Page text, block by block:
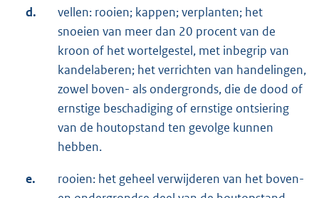
d.
vellen: rooien; kappen; verplanten; het
snoeien van meer dan 20 procent van de
kroon of het wortelgestel, met inbegrip van
kandelaberen; het verrichten van handelingen,
zowel boven- als ondergronds, die de dood of
ernstige beschadiging of ernstige ontsiering
van de houtopstand ten gevolge kunnen
hebben.
e.
rooien: het geheel verwijderen van het boven-